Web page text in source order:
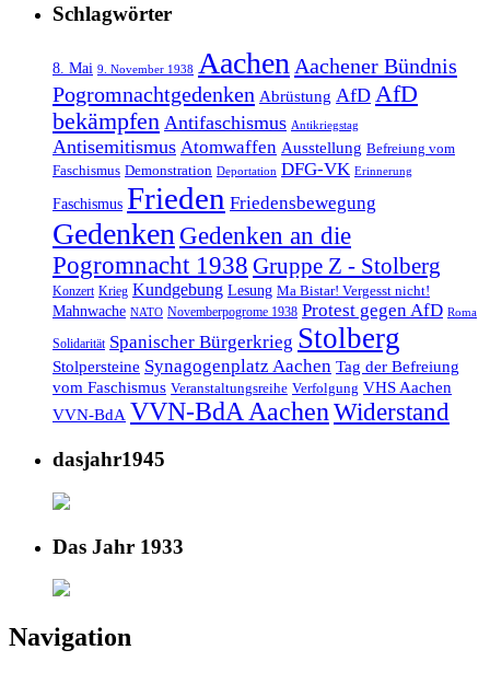
Schlagwörter
8. Mai 9. November 1938 AachenAachener Bündnis
Pogromnachtgedenken Abrüstung AfD AfD
bekämpfen Antifaschismus Antikriegstag
Antisemitismus Atomwaffen Ausstellung Befreiung vom
Faschismus Demonstration Deportation DFG-VK Erinnerung
Faschismus Frieden Friedensbewegung
Gedenken Gedenken an die
Pogromnacht 1938 Gruppe Z - Stolberg
Konzert Krieg Kundgebung Lesung Ma Bistar! Vergesst nicht!
Mahnwache NATO Novemberpogrome 1938 Protest gegen AfD Roma
Solidarität Spanischer Bürgerkrieg Stolberg
Stolpersteine Synagogenplatz Aachen Tag der Befreiung
vom Faschismus Veranstaltungsreihe Verfolgung VHS Aachen
VVN-BdA VVN-BdA AachenWiderstand
dasjahr1945
Das Jahr 1933
Navigation